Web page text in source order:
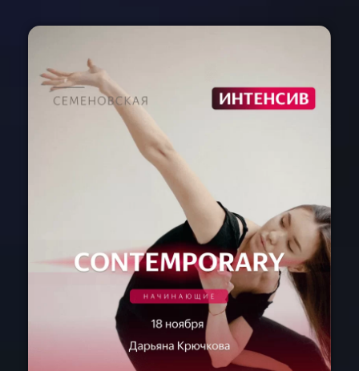
Абонементы
Сертификаты
Съемка танцев
Девичник
Расписание
Направления
Детские 5+
Взрослые 16+
Сочи 2024
Лагерь дети